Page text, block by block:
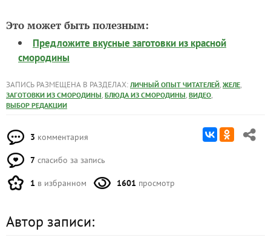
Это может быть полезным:
Предложите вкусные заготовки из красной
смородины
ЗАПИСЬ РАЗМЕЩЕНА В РАЗДЕЛАХ: ЛИЧНЫЙ ОПЫТ ЧИТАТЕЛЕЙ, ЖЕЛЕ,
ЗАГОТОВКИ ИЗ СМОРОДИНЫ, БЛЮДА ИЗ СМОРОДИНЫ, ВИДЕО,
ВЫБОР РЕДАКЦИИ
3 комментария
7 спасибо за запись
1 в избранном 1601 просмотр
Автор записи: